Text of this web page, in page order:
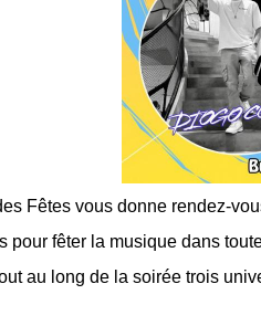
Fêtes vous donne rendez-
pour fêter la musique dans
au long de la soirée trois